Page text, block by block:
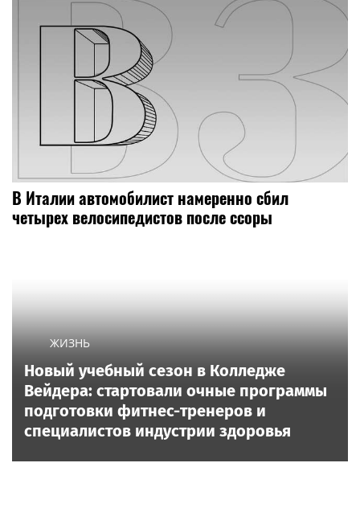
В Италии автомобилист намеренно сбил
четырех велосипедистов после ссоры
ЖИЗНЬ
Новый учебный сезон в Колледже
Вейдера: стартовали очные программы
подготовки фитнес-тренеров и
специалистов индустрии здоровья